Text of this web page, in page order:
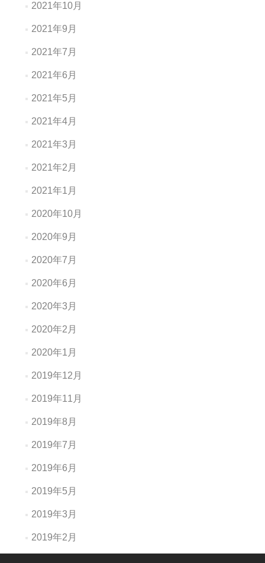
2021年10月
2021年9月
2021年7月
2021年6月
2021年5月
2021年4月
2021年3月
2021年2月
2021年1月
2020年10月
2020年9月
2020年7月
2020年6月
2020年3月
2020年2月
2020年1月
2019年12月
2019年11月
2019年8月
2019年7月
2019年6月
2019年5月
2019年3月
2019年2月